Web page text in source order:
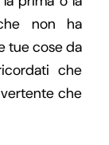
non ha
tue cose da
che
che